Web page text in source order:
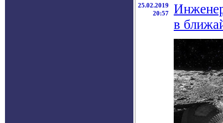
25.02.2019
20:57
в